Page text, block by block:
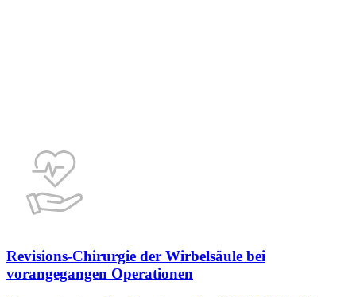
Revisions-Chirurgie der Wirbelsäule bei
vorangegangen Operationen